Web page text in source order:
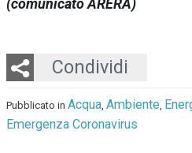
(comunicato ARERA)
Condividi
Twitter
LinkedIn
Email
Whatsapp
Pubblicato in Acqua, Ambiente,
Emergenza Coronavirus